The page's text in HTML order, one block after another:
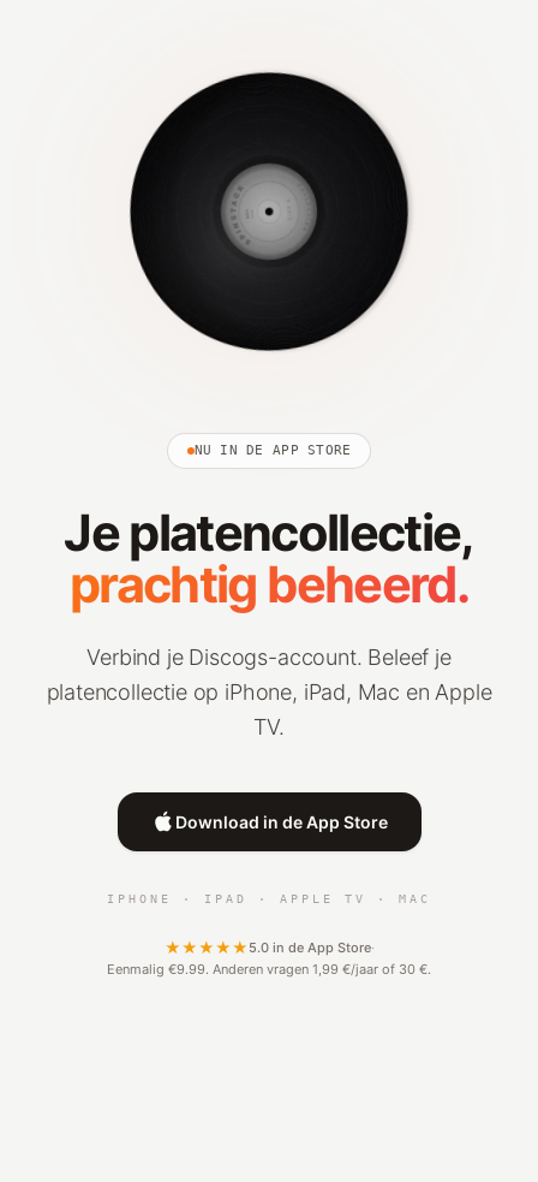
NU IN DE APP STORE
Je platencollectie,
prachtig beheerd.
Verbind je Discogs-account. Beleef je
platencollectie op iPhone, iPad, Mac en Apple
TV.
Download in de App Store
IPHONE · IPAD · APPLE TV · MAC
★★★★★ 5.0 in de App Store·
Eenmalig €9.99. Anderen vragen 1,99 €/jaar of 30 €.